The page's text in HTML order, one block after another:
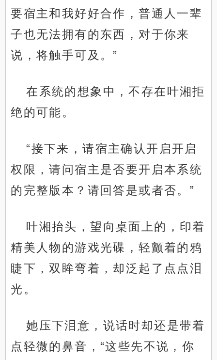
要宿主和我好好合作，普通人一辈
子也无法拥有的东西，对于你来
说，将触手可及。”
在系统的想象中，不存在叶湘拒
绝的可能。
“接下来，请宿主确认开启开启
权限，请问宿主是否要开启本系统
的完整版本？请回答是或者否。”
叶湘抬头，望向桌面上的，印着
精美人物的游戏光碟，轻颤着的鸦
睫下，双眸弯着，却泛起了点点泪
光。
她压下泪意，说话时却还是带着
点轻微的鼻音，“这些先不说，你